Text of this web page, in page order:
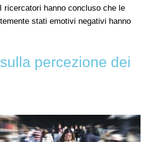
ricercatori hanno concluso che le
stati emotivi negativi hanno
percezione dei